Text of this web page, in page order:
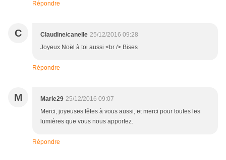
Répondre
C Claudine/canelle 25/12/2016 09:28
Joyeux Noël à toi aussi <br /> Bises
Répondre
M Marie29 25/12/2016 09:07
Merci, joyeuses fêtes à vous aussi, et merci pour toutes les
lumières que vous nous apportez.
Répondre